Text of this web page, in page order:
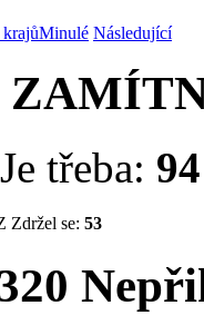
Minulé Následující
Je třeba: 94
Zdržel se: 53
0